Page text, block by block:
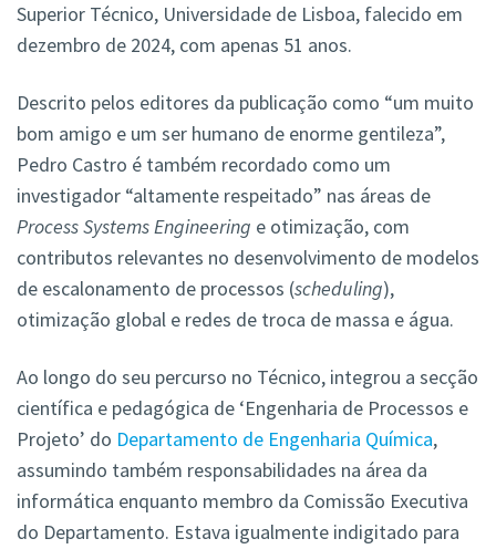
Superior Técnico, Universidade de Lisboa, falecido em
dezembro de 2024, com apenas 51 anos.
Descrito pelos editores da publicação como “um muito
bom amigo e um ser humano de enorme gentileza”,
Pedro Castro é também recordado como um
investigador “altamente respeitado” nas áreas de
Process Systems Engineering e otimização, com
contributos relevantes no desenvolvimento de modelos
de escalonamento de processos (scheduling),
otimização global e redes de troca de massa e água.
Ao longo do seu percurso no Técnico, integrou a secção
científica e pedagógica de ‘Engenharia de Processos e
Projeto’ do Departamento de Engenharia Química,
assumindo também responsabilidades na área da
informática enquanto membro da Comissão Executiva
do Departamento. Estava igualmente indigitado para